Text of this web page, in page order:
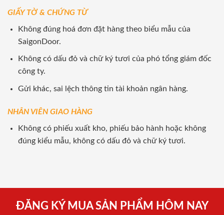
GIẤY TỜ & CHỨNG TỪ
Không đúng hoá đơn đặt hàng theo biểu mẫu của
SaigonDoor.
Không có dấu đỏ và chữ ký tươi của phó tổng giám đốc
công ty.
Gửi khác, sai lệch thông tin tài khoản ngân hàng.
NHÂN VIÊN GIAO HÀNG
Không có phiếu xuất kho, phiếu bảo hành hoặc không
đúng kiểu mẫu, không có dấu đỏ và chữ ký tươi.
ĐĂNG KÝ MUA SẢN PHẨM HÔM NAY